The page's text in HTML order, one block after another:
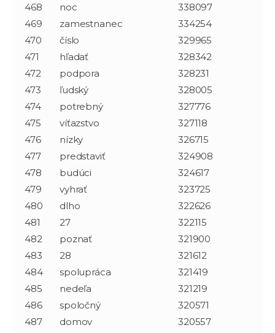
468
noc
338097
469
zamestnanec
334254
470
číslo
329965
471
hľadať
328342
472
podpora
328231
473
ľudský
328005
474
potrebný
327776
475
víťazstvo
327118
476
nízky
326715
477
predstaviť
324908
478
budúci
324617
479
vyhrať
323725
480
dlho
322626
481
27
322115
482
poznať
321900
483
28
321612
484
spolupráca
321419
485
nedeľa
321219
486
spoločný
320571
487
domov
320557